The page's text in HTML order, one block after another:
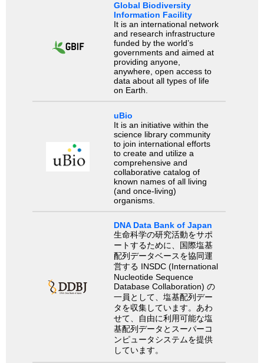
Global Biodiversity
Information Facility
It is an international network
and research infrastructure
funded by the world’s
governments and aimed at
providing anyone,
anywhere, open access to
data about all types of life
on Earth.
uBio
It is an initiative within the
science library community
to join international efforts
to create and utilize a
comprehensive and
collaborative catalog of
known names of all living
(and once-living)
organisms.
DNA Data Bank of Japan
生命科学の研究活動をサポ
ートするために、国際塩基
配列データベースを協同運
営する INSDC (International
Nucleotide Sequence
Database Collaboration) の
一員として、塩基配列デー
タを収集しています。あわ
せて、自由に利用可能な塩
基配列データとスーパーコ
ンピュータシステムを提供
しています。